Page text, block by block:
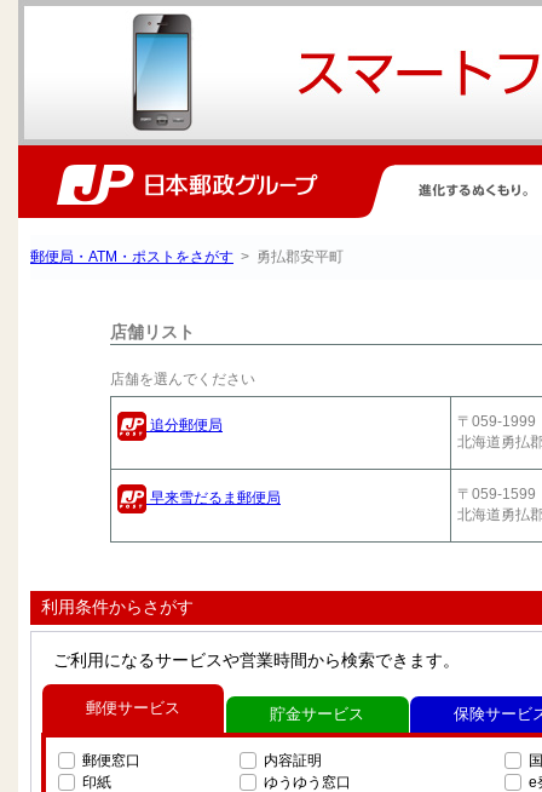
郵便局・ATM・ポストをさがす > 勇払郡安平町
店舗リスト
店舗を選んでください
追分郵便局
〒059-1999
北海道勇払
早来雪だるま郵便局
〒059-1599
北海道勇払
利用条件からさがす
ご利用になるサービスや営業時間から検索できます。
郵便サービス
郵便窓口
印紙
内容証明
ゆうゆう窓口
e
貯金サービス 保険サービ